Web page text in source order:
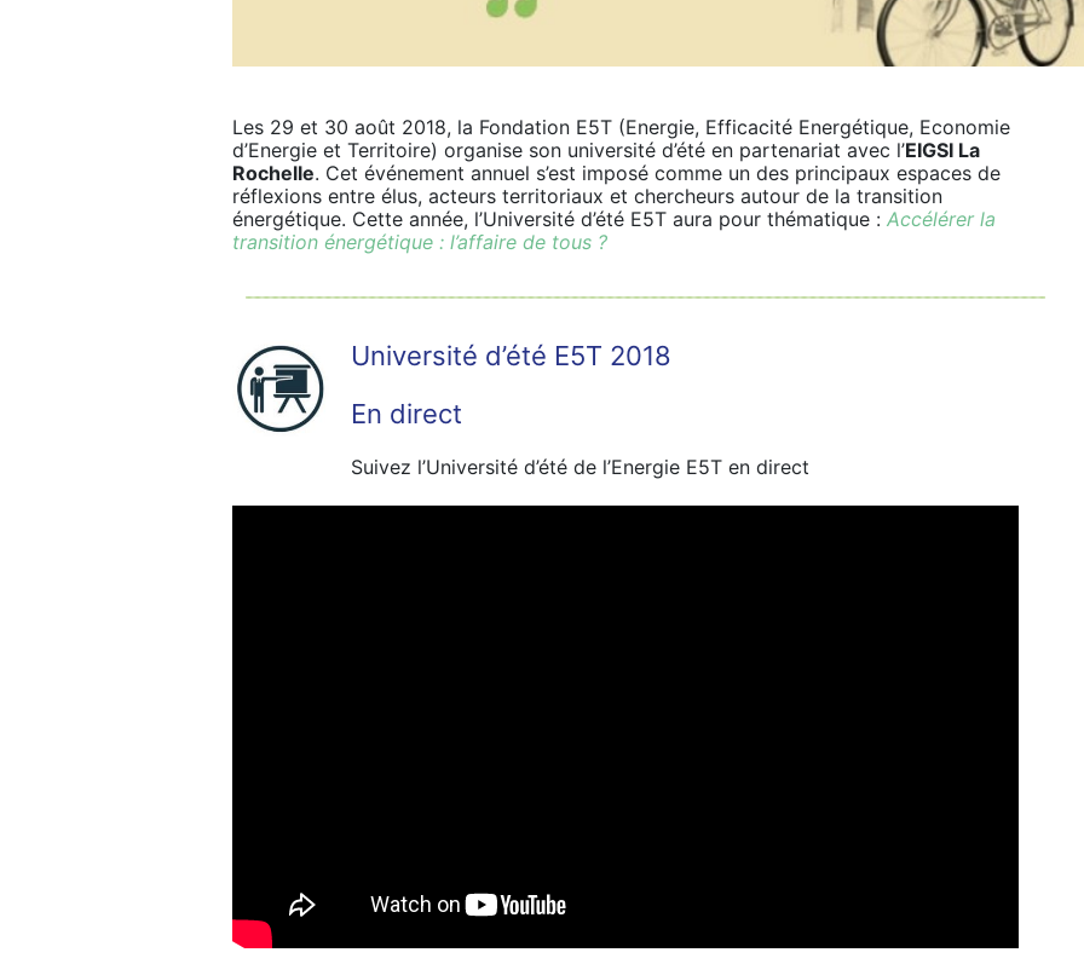
Les 29 et 30 août 2018, la Fondation E5T (Energie, Efficacité Energétique, Economie
d’Energie et Territoire) organise son université d’été en partenariat avec l’EIGSI La
Rochelle. Cet événement annuel s’est imposé comme un des principaux espaces de
réflexions entre élus, acteurs territoriaux et chercheurs autour de la transition
énergétique. Cette année, l’Université d’été E5T aura pour thématique : Accélérer la
transition énergétique : l’affaire de tous ?
Université d’été E5T 2018
En direct
Suivez l’Université d’été de l’Energie E5T en direct